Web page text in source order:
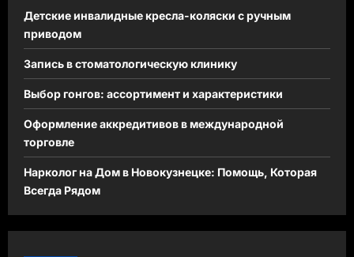
Детские инвалидные кресла-коляски с ручным
приводом
Запись в стоматологическую клинику
Выбор гонгов: ассортимент и характеристики
Оформление аккредитивов в международной
торговле
Нарколог на Дом в Новокузнецке: Помощь, Которая
Всегда Рядом